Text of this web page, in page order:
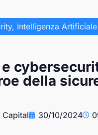
, Intelligenza Artificiale
della
Capital 30/10/2024